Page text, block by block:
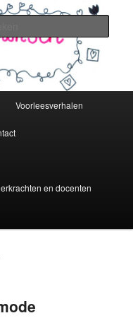
Voorleesverhalen
en docenten